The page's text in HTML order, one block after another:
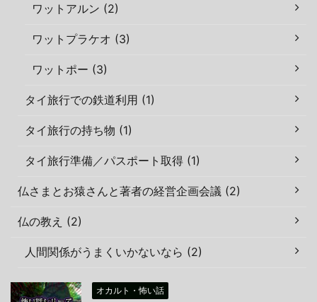
ワットアルン (2)
ワットプラケオ (3)
ワットポー (3)
タイ旅行での鉄道利用 (1)
タイ旅行の持ち物 (1)
タイ旅行準備／パスポート取得 (1)
仏さまとお猿さんと著者の経営企画会議 (2)
仏の教え (2)
人間関係がうまくいかないなら (2)
オカルト・怖い話